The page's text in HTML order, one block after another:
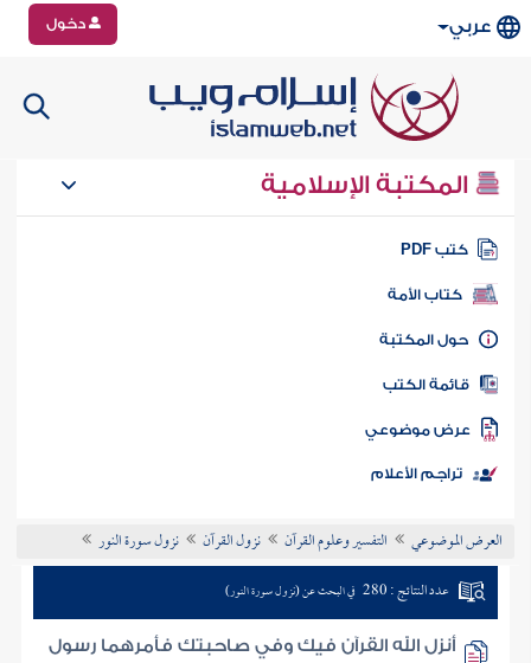
عربي دخول
المكتبة الإسلامية
كتب PDF
كتاب الأمة
المكتبة
الكتب
موضوعي
تراجم الأعلام
العرض الموضوعي التفسير وعلوم القرآن نزول القرآن نزول سورة النور
عدد النتائج : 280 في البحث عن (نزول سورة النور)
أنزل الله القرآن فيك وفي صاحبتك فأمرهما رسول